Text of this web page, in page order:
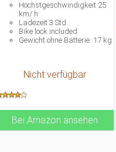
Höchstgeschwindigkeit 25
km/ h
Ladezeit 3 Std
Bike lock included
Gewicht ohne Batterie: 17 kg
Nicht verfügbar
Bei Amazon ansehen